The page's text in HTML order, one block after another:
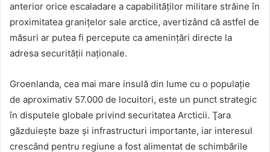
anterior orice escaladare a capabilităților militare străine în
proximitatea granițelor sale arctice, avertizând că astfel de
măsuri ar putea fi percepute ca amenințări directe la
adresa securității naționale.
Groenlanda, cea mai mare insulă din lume cu o populație
de aproximativ 57.000 de locuitori, este un punct strategic
în disputele globale privind securitatea Arcticii. Ţara
găzduiește baze și infrastructuri importante, iar interesul
crescând pentru regiune a fost alimentat de schimbările